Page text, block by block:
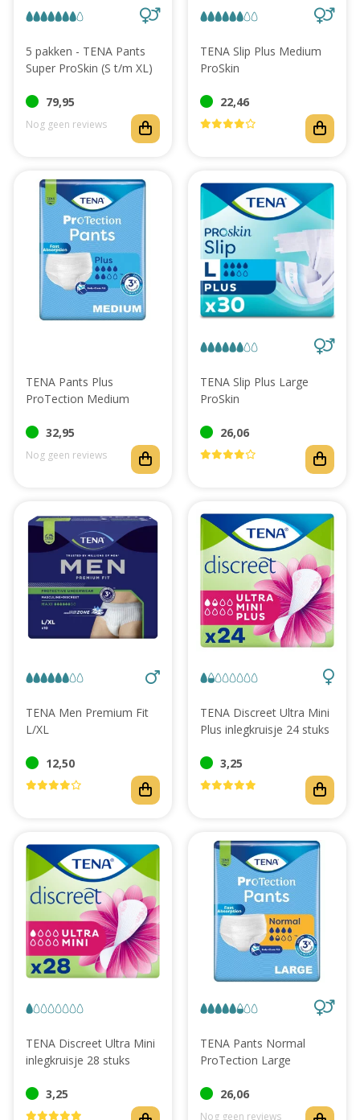
5 pakken - TENA Pants
Super ProSkin (S t/m XL)
79,95
Nog geen reviews
TENA Slip Plus Medium
ProSkin
22,46
TENA Pants Plus
ProTection Medium
32,95
Nog geen reviews
TENA Slip Plus Large
ProSkin
26,06
TENA Men Premium Fit
L/XL
12,50
TENA Discreet Ultra Mini
Plus inlegkruisje 24 stuks
3,25
TENA Discreet Ultra Mini
inlegkruisje 28 stuks
3,25
TENA Pants Normal
ProTection Large
26,06
Nog geen reviews